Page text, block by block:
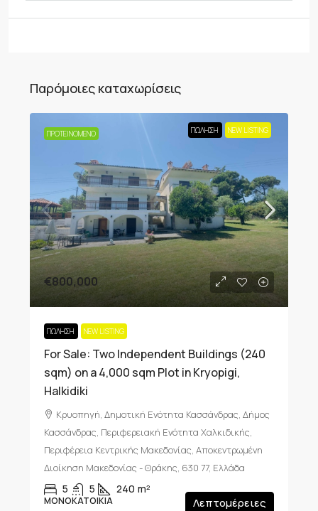
Παρόμοιες καταχωρίσεις
ΠΡΟΤΕΙΝΌΜΕΝΟ ΠΏΛΗΣΗ NEW LISTING
€800,000
ΠΏΛΗΣΗ NEW LISTING
For Sale: Two Independent Buildings (240
sqm) on a 4,000 sqm Plot in Kryopigi,
Halkidiki
Κρυοπηγή, Δημοτική Ενότητα Κασσάνδρας, Δήμος
Κασσάνδρας, Περιφερειακή Ενότητα Χαλκιδικής,
Περιφέρεια Κεντρικής Μακεδονίας, Αποκεντρωμένη
Διοίκηση Μακεδονίας - Θράκης, 630 77, Ελλάδα
5 5 240 m²
ΜΟΝΟΚΑΤΟΙΚΊΑ Λεπτομέρειες